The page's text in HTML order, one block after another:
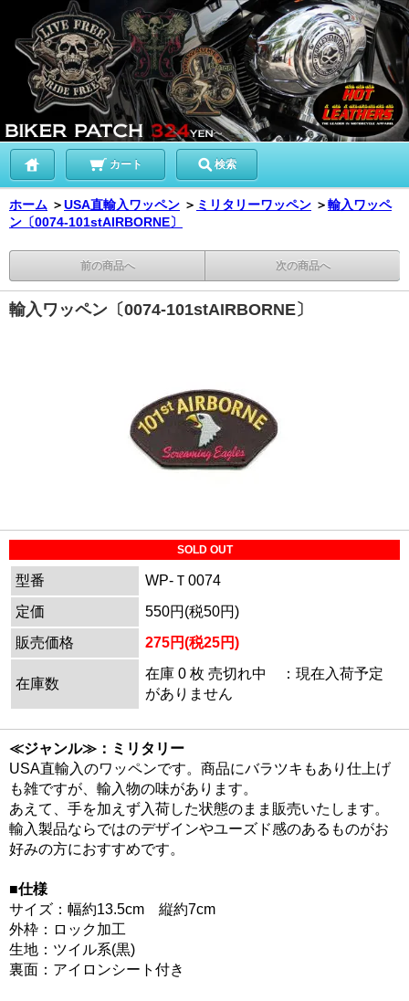
カート 検索
ホーム ＞USA直輸入ワッペン ＞ ミリタリーワッペン ＞輸入ワッペ
ン〔0074-101stAIRBORNE〕
前の商品へ 次の商品へ
輸入ワッペン〔0074-101stAIRBORNE〕
SOLD OUT
型番
WP-Ｔ0074
定価
550円(税50円)
販売価格
275円(税25円)
在庫数
在庫 0 枚 売切れ中 ：現在入荷予定
がありません
≪ジャンル≫：ミリタリー
USA直輸入のワッペンです。商品にバラツキもあり仕上げ
も雑ですが、輸入物の味があります。
あえて、手を加えず入荷した状態のまま販売いたします。
輸入製品ならではのデザインやユーズド感のあるものがお
好みの方におすすめです。
■仕様
サイズ：幅約13.5cm 縦約7cm
外枠：ロック加工
生地：ツイル系(黒)
裏面：アイロンシート付き